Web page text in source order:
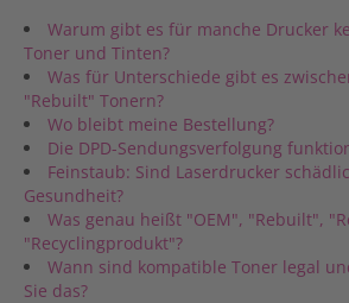
Warum gibt es für manche Drucker
Toner und Tinten?
Was für Unterschiede gibt es
"Rebuilt" Tonern?
Wo bleibt meine Bestellung?
Die DPD-Sendungsverfolgung
Feinstaub: Sind Laserdrucker
Gesundheit?
Was genau heißt "OEM", "Rebuilt",
"Recyclingprodukt"?
Wann sind kompatible Toner legal
Sie das?